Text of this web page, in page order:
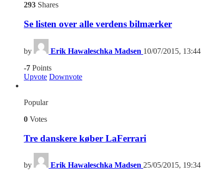
293 Shares
Se listen over alle verdens bilmærker
by Erik Hawaleschka Madsen 10/07/2015, 13:44
-7 Points
Upvote Downvote
Popular
0 Votes
Tre danskere køber LaFerrari
by Erik Hawaleschka Madsen 25/05/2015, 19:34